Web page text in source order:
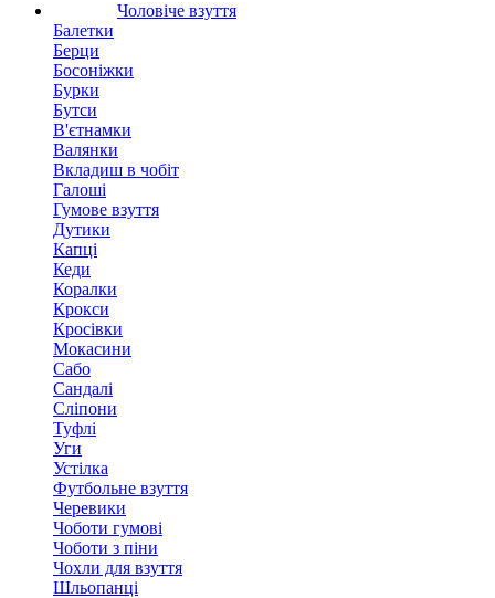
Чоловіче взуття
Балетки
Берци
Босоніжки
Бурки
Бутси
В'єтнамки
Валянки
Вкладиш в чобіт
Галоші
Гумове взуття
Дутики
Капці
Кеди
Коралки
Крокси
Кросівки
Мокасини
Сабо
Сандалі
Сліпони
Туфлі
Уги
Устілка
Футбольне взуття
Черевики
Чоботи гумові
Чоботи з піни
Чохли для взуття
Шльопанці